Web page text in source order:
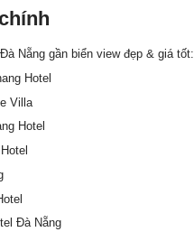
Nẵng gần biển view đẹp & giá tốt:
Hotel
Villa
Hotel
Đà Nẵng